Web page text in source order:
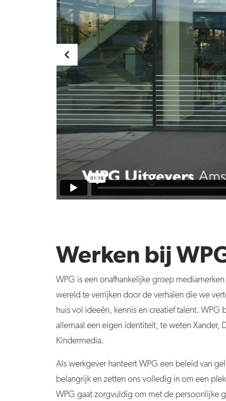
Werken bij
WPG is een onafhankelijke groep
wereld te verrijken door de verhalen die we
huis vol ideeën, kennis en creatief talent.
allemaal een eigen identiteit, te weten Xander,
Kindermedia.
Als werkgever hanteert WPG een beleid van
belangrijk en zetten ons volledig in om een
WPG gaat zorgvuldig om met de persoonlijke